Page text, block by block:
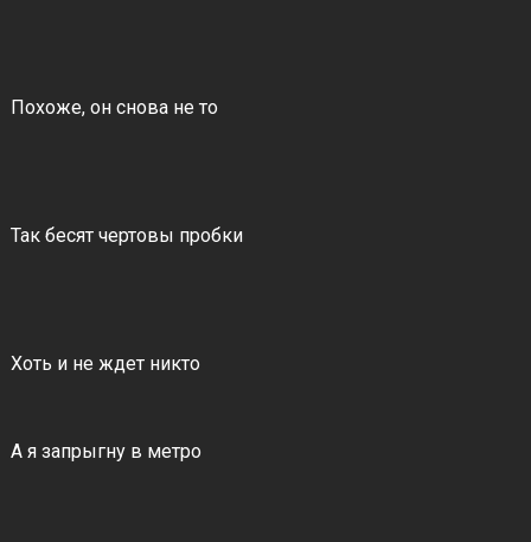
Похоже, он снова не то
Так бесят чертовы пробки
Хоть и не ждет никто
А я запрыгну в метро